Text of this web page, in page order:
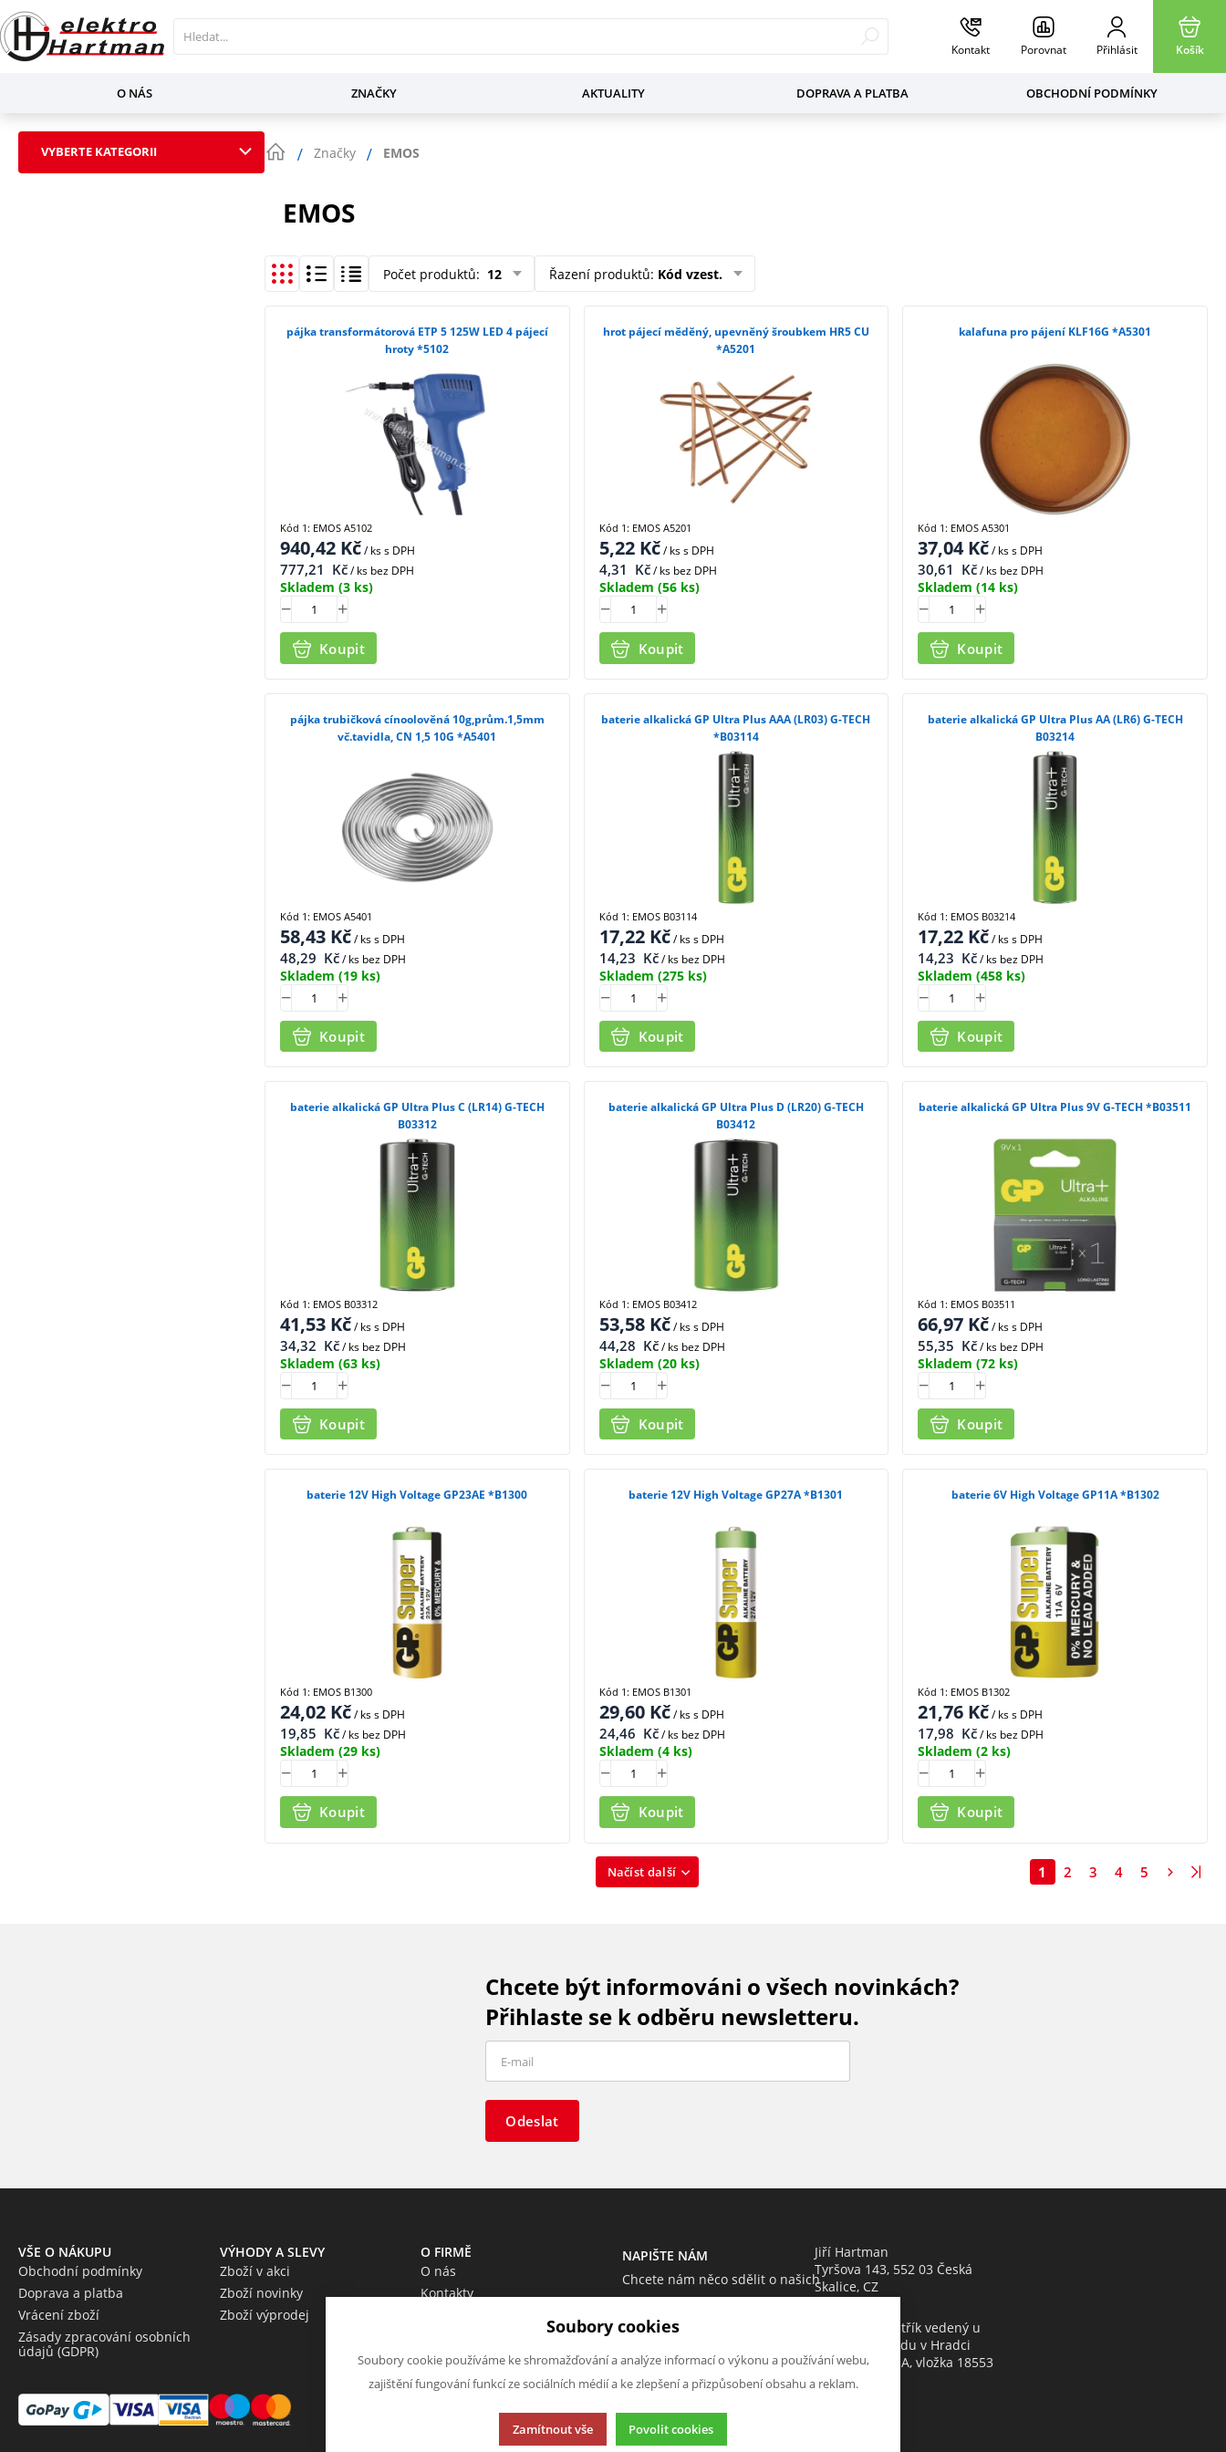
Kontakt Porovnat Přihlásit Košík
O NÁS ZNAČKY AKTUALITY DOPRAVA A PLATBA OBCHODNÍ PODMÍNKY
VYBERTE KATEGORII Značky EMOS
EMOS
Počet produktů: 12 Řazení produktů: Kód vzest.
pájka transformátorová ETP 5 125W LED 4 pájecí
hroty *5102
940,42 Kč/ kss DPH
777,21 Kč/ ks bez DPH
Skladem (3 ks)
Koupit
Kód 1: EMOS A5102
hrot pájecí měděný, upevněný šroubkem HR5 CU
*A5201
5,22Kč/ kss DPH
4,31 Kč/ ks bez DPH
Skladem (56 ks)
Koupit
Kód 1: EMOS A5201
kalafuna pro pájení KLF16G *A5301
37,04Kč/ kss DPH
30,61 Kč/ ks bez DPH
Skladem (14 ks)
Koupit
Kód 1: EMOS A5301
pájka trubičková cínoolověná 10g,prům.1,5mm
vč.tavidla, CN 1,5 10G *A5401
58,43 Kč/ kss DPH
48,29 Kč/ ks bez DPH
Skladem (19 ks)
Koupit
Kód 1: EMOS A5401
baterie alkalická GP Ultra Plus AAA (LR03) G-TECH
*B03114
17,22Kč/ kss DPH
14,23 Kč/ ks bez DPH
Skladem (275 ks)
Koupit
Kód 1: EMOS B03114
baterie alkalická GP Ultra Plus AA (LR6) G-TECH
B03214
17,22 Kč/ kss DPH
14,23 Kč/ ks bez DPH
Skladem (458 ks)
Koupit
Kód 1: EMOS B03214
baterie alkalická GP Ultra Plus C (LR14) G-TECH
B03312
41,53 Kč/ kss DPH
34,32 Kč/ ks bez DPH
Skladem (63 ks)
Koupit
Kód 1: EMOS B03312
baterie alkalická GP Ultra Plus D (LR20) G-TECH
B03412
53,58Kč/ kss DPH
44,28 Kč/ ks bez DPH
Skladem (20 ks)
Koupit
Kód 1: EMOS B03412
baterie alkalická GP Ultra Plus 9V G-TECH *B03511
66,97 Kč/ kss DPH
55,35 Kč/ ks bez DPH
Skladem (72 ks)
Koupit
Kód 1: EMOS B03511
baterie 12V High Voltage GP23AE *B1300
24,02 Kč/ kss DPH
19,85 Kč/ ks bez DPH
Skladem (29 ks)
Koupit
Kód 1: EMOS B1300
baterie 12V High Voltage GP27A *B1301
29,60Kč/ kss DPH
24,46 Kč/ ks bez DPH
Skladem (4 ks)
Koupit
Kód 1: EMOS B1301
baterie 6V High Voltage GP11A *B1302
21,76 Kč/ kss DPH
17,98 Kč/ ks bez DPH
Skladem (2 ks)
Koupit
Kód 1: EMOS B1302
Načíst další 1 2 3 4 5
Chcete být informováni o všech novinkách?
Přihlaste se k odběru newsletteru.
Odeslat
VŠE O NÁKUPU
Obchodní podmínky
Doprava a platba
Vrácení zboží
Zásady zpracování osobních
údajů (GDPR)
VÝHODY A SLEVY
Zboží v akci
Zboží novinky
Zboží výprodej
O FIRMĚ
O nás
Kontakty
NAPIŠTE NÁM
Chcete nám něco sdělit o našich
Neváhejte napsat.
Chci napsat zprávu
Jiří Hartman
Tyršova 143, 552 03 Česká
Skalice, CZ
Obchodní rejstřík vedený u
Krajského soudu v Hradci
Králové, oddíl A, vložka 18553
Soubory cookies
Soubory cookie používáme ke shromažďování a analýze informací o výkonu a používání webu,
zajištění fungování funkcí ze sociálních médií a ke zlepšení a přizpůsobení obsahu a reklam.
Zamítnout vše Povolit cookies